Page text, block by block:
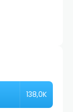
138,0K